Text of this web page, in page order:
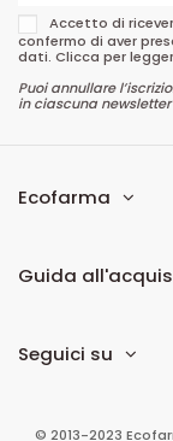
Accetto di
confermo di aver
dati. Clicca per
Puoi annullare
in ciascuna
Ecofarma
Guida
Seguici su
© 2013-2023